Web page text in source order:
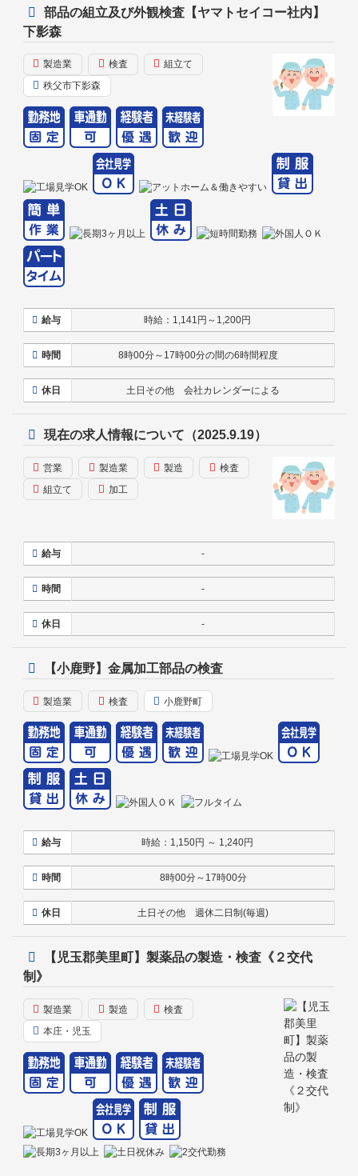
部品の組立及び外観検査【ヤマトセイコー社内】
下影森
製造業 検査
組立て
秩父市下影森
給与 時給：1,141円～1,200円
時間 8時00分～17時00分の間の6時間程度
休日 土日その他 会社カレンダーによる
現在の求人情報について（2025.9.19）
営業 製造業 製造
検査
組立て
加工
給与 -
時間 -
休日 -
【小鹿野】金属加工部品の検査
製造業 検査 小鹿野町
給与 時給：1,150円 ～ 1,240円
時間 8時00分～17時00分
休日 土日その他 週休二日制(毎週)
【児玉郡美里町】製薬品の製造・検査《２交代
制》
製造業 製造
検査
本庄・児玉